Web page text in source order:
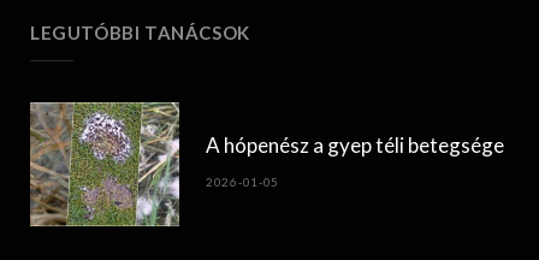
LEGUTÓBBI TANÁCSOK
A hópenész a gyep téli betegsége
2026-01-05